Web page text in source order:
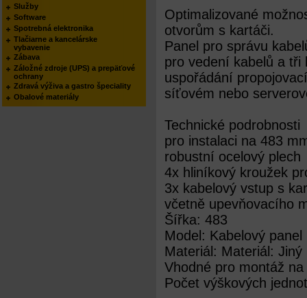
Optimalizované
otvorům s kartáči.
Panel pro správu
pro vedení kabelů a tři
uspořádání
síťovém nebo
Technické podrobnosti
pro instalaci na 483
robustní ocelový plech
4x hliníkový kroužek
3x kabelový vstup s
včetně upevňovacího
Šířka: 483
Model: Kabelový panel
Materiál: Materiál: Jiný
Vhodné pro montáž
Počet výškových
Služby
Software
Spotrebná elektronika
Tlačiarne a kancelárske
vybavenie
Zábava
Záložné zdroje (UPS) a prepäťové
ochrany
Zdravá výživa a gastro špeciality
Obalové materiály